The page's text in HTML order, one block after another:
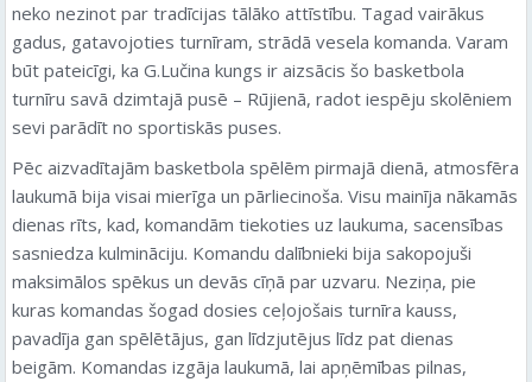
neko nezinot par tradīcijas tālāko attīstību. Tagad vairākus
gadus, gatavojoties turnīram, strādā vesela komanda. Varam
būt pateicīgi, ka G.Lučina kungs ir aizsācis šo basketbola
turnīru savā dzimtajā pusē – Rūjienā, radot iespēju skolēniem
sevi parādīt no sportiskās puses.
Pēc aizvadītajām basketbola spēlēm pirmajā dienā, atmosfēra
laukumā bija visai mierīga un pārliecinoša. Visu mainīja nākamās
dienas rīts, kad, komandām tiekoties uz laukuma, sacensības
sasniedza kulmināciju. Komandu dalībnieki bija sakopojuši
maksimālos spēkus un devās cīņā par uzvaru. Neziņa, pie
kuras komandas šogad dosies ceļojošais turnīra kauss,
pavadīja gan spēlētājus, gan līdzjutējus līdz pat dienas
beigām. Komandas izgāja laukumā, lai apņēmības pilnas,